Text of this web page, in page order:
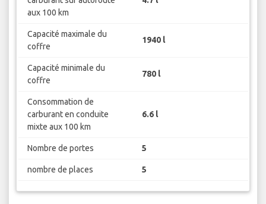
aux 100 km
Capacité maximale du
coffre
1940 l
Capacité minimale du
coffre
780 l
Consommation de
carburant en conduite
mixte aux 100 km
6.6 l
Nombre de portes 5
nombre de places 5